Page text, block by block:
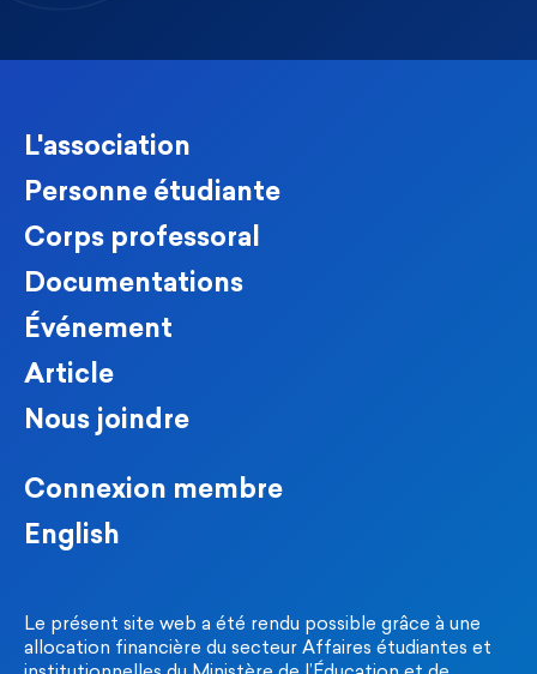
L'association
Personne étudiante
Corps professoral
Documentations
Événement
Article
Nous joindre
Connexion membre
English
Le présent site web a été rendu possible grâce à une
allocation financière du secteur Affaires étudiantes et